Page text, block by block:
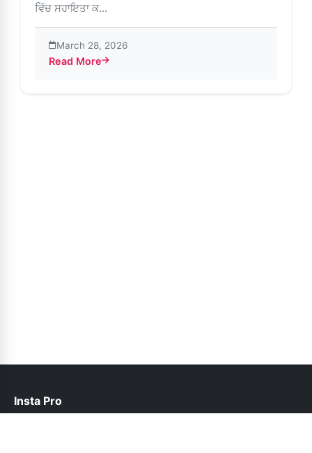
ਵਿੱਚ ਸਹਾਇਤਾ ਕ...
March 28, 2026
Read More
about 2023 ਇੰਸਟਾਗ੍ਰਾਮ ਟ੍ਰੈਂਡ ਰਿਪੋਰਟ
Insta Pro